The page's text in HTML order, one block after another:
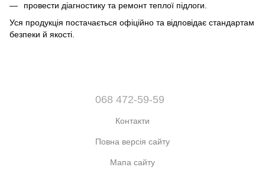
провести діагностику та ремонт теплої підлоги.
Уся продукція постачається офіційно та відповідає стандартам
безпеки й якості.
068 472-59-59
Контакти
Повна версія сайту
Мапа сайту